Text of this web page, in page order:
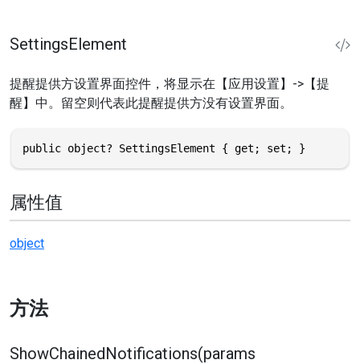
SettingsElement
提醒提供方设置界面控件，将显示在【应用设置】->【提
醒】中。留空则代表此提醒提供方没有设置界面。
public object? SettingsElement { get; set; }
属性值
object
方法
ShowChainedNotifications(params